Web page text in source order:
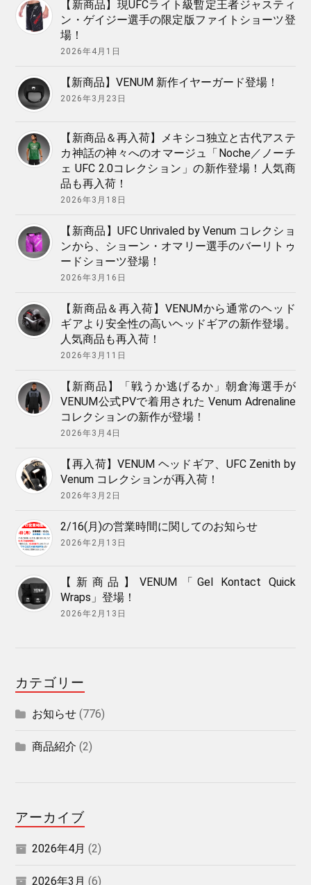
【新商品】現UFCライト級暫定王者ジャスティ
ン・ゲイジー選手の限定版ファイトショーツ登
場！
2026年4月1日
【新商品】VENUM 新作イヤーガード登場！
2026年3月23日
【新商品＆再入荷】メキシコ独立と古代アステ
カ神話の神々へのオマージュ「Noche／ノーチ
ェ UFC 2.0コレクション」の新作登場！人気商
品も再入荷！
2026年3月18日
【新商品】UFC Unrivaled by Venum コレクショ
ンから、ショーン・オマリー選手のバーリトゥ
ードショーツ登場！
2026年3月16日
【新商品＆再入荷】VENUMから通常のヘッド
ギアより安全性の高いヘッドギアの新作登場。
人気商品も再入荷！
2026年3月11日
【新商品】「戦うか逃げるか」朝倉海選手が
VENUM公式PVで着用された Venum Adrenaline
コレクションの新作が登場！
2026年3月4日
【再入荷】VENUM ヘッドギア、UFC Zenith by
Venum コレクションが再入荷！
2026年3月2日
2/16(月)の営業時間に関してのお知らせ
2026年2月13日
【新商品】VENUM「Gel Kontact Quick
Wraps」登場！
2026年2月13日
カテゴリー
お知らせ (776)
商品紹介 (2)
アーカイブ
2026年4月 (2)
2026年3月 (6)